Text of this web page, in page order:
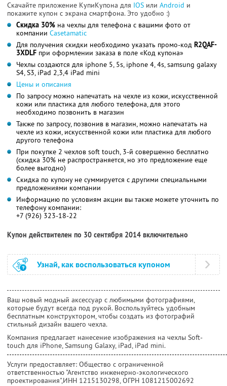
Скачайте приложение КупиКупона для IOS или Android и
покажите купон с экрана смартфона. Это удобно :)
Скидка 30% на чехлы для телефона с вашими фото от
компании Casetamatic
Для получения скидки необходимо указать промо-код R2QAF-
3XDLF при оформлении заказа в поле «Код купона»
Чехлы создаются для iphone 5, 5s, iphone 4, 4s, samsung galaxy
S4, S3, iPad 2,3,4 iPad mini
Цены и описания
По запросу можно напечатать на чехле из кожи, искусственной
кожи или пластика для любого телефона, для этого
необходимо позвонить в магазин
Также по запросу, позвонив в магазин, можно напечатать на
чехле из кожи, искусственной кожи или пластика для любого
другого телефона
При покупке 2 чехлов soft touch, 3-й совершенно бесплатно
(скидка 30% не распространяется, но это предложение еще
более выгодно)
Скидка по купону не суммируется с другими специальными
предложениями компании
Информацию по условиям акции вы также можете уточнить по
телефону компании:
+7 (926) 323-18-22
Купон действителен по 30 сентября 2014 включительно
Узнай, как воспользоваться купоном
Ваш новый модный аксессуар с любимыми фотографиями,
которые будут всегда под рукой. Воспользуйтесь удобным
бесплатным конструктором, чтобы создать из фотографий
стильный дизайн вашего чехла.
Компания предлагает нанесение изображения на чехлы Soft-
touch для iPhone, Samsung Galaxy, iPad, iPad mini.
Услуги предоставляет: Общество с ограниченной
ответственностью "Агентство инженерно-экологического
проектирования",ИНН 1215130298, ОГРН 1081215002692